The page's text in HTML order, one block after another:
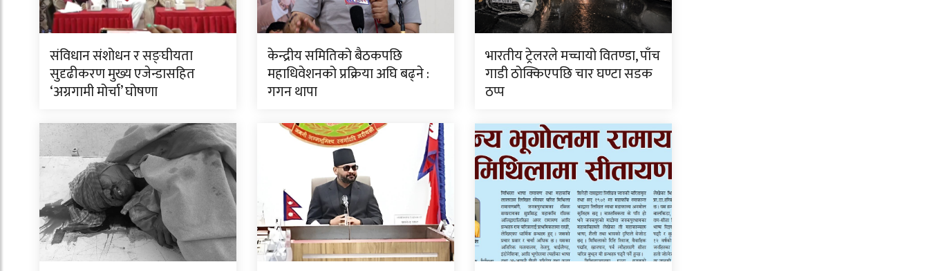
संविधान संशोधन र सङ्घीयता
सुदृढीकरण मुख्य एजेन्डासहित
‘अग्रगामी मोर्चा’ घोषणा
केन्द्रीय समितिको बैठकपछि
महाधिवेशनको प्रक्रिया अघि बढ्ने :
गगन थापा
भारतीय ट्रेलरले मच्चायो वितण्डा, पाँच
गाडी ठोक्किएपछि चार घण्टा सडक
ठप्प